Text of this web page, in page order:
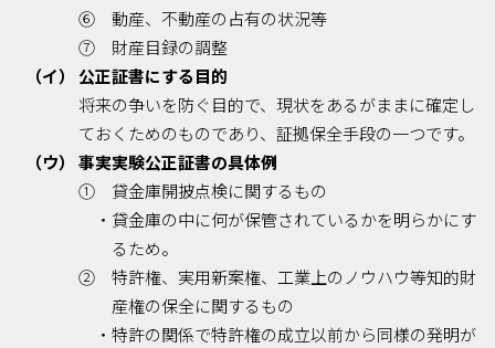
⑥ 動産、不動産の占有の状況等
⑦ 財産目録の調整
（イ） 公正証書にする目的
将来の争いを防ぐ目的で、現状をあるがままに確定し
ておくためのものであり、証拠保全手段の一つです。
（ウ） 事実実験公正証書の具体例
① 貸金庫開披点検に関するもの
・貸金庫の中に何が保管されているかを明らかにす
るため。
② 特許権、実用新案権、工業上のノウハウ等知的財
産権の保全に関するもの
・特許の関係で特許権の成立以前から同様の発明が